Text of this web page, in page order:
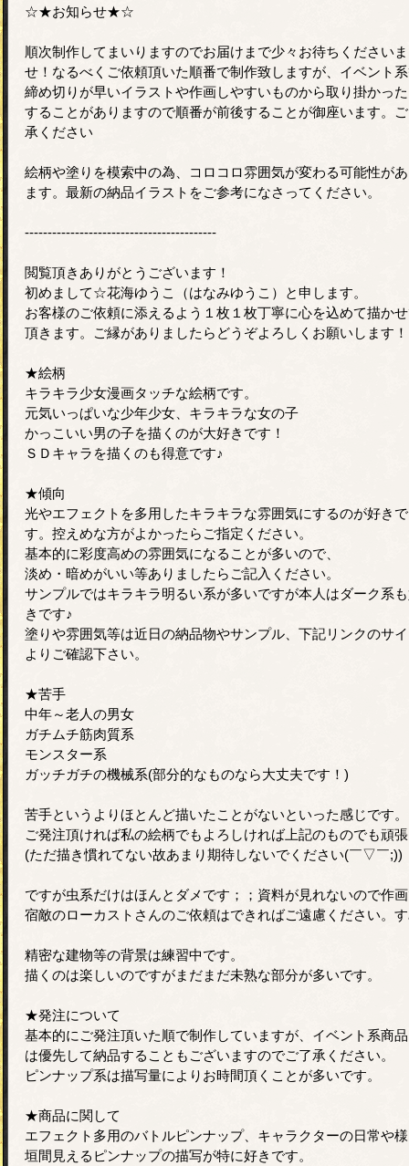
☆★お知らせ★☆
順次制作してまいりますのでお届けまで少々お待ちくださいま
せ！なるべくご依頼頂いた順番で制作致しますが、イベント
締め切りが早いイラストや作画しやすいものから取り掛かっ
することがありますので順番が前後することが御座います。
承ください
絵柄や塗りを模索中の為、コロコロ雰囲気が変わる可能性が
ます。最新の納品イラストをご参考になさってください。
------------------------------------------
閲覧頂きありがとうございます！
初めまして☆花海ゆうこ（はなみゆうこ）と申します。
お客様のご依頼に添えるよう１枚１枚丁寧に心を込めて描か
頂きます。ご縁がありましたらどうぞよろしくお願いします！
★絵柄
キラキラ少女漫画タッチな絵柄です。
元気いっぱいな少年少女、キラキラな女の子
かっこいい男の子を描くのが大好きです！
ＳＤキャラを描くのも得意です♪
★傾向
光やエフェクトを多用したキラキラな雰囲気にするのが好きで
す。控えめな方がよかったらご指定ください。
基本的に彩度高めの雰囲気になることが多いので、
淡め・暗めがいい等ありましたらご記入ください。
サンプルではキラキラ明るい系が多いですが本人はダーク系
きです♪
塗りや雰囲気等は近日の納品物やサンプル、下記リンクのサ
よりご確認下さい。
★苦手
中年～老人の男女
ガチムチ筋肉質系
モンスター系
ガッチガチの機械系(部分的なものなら大丈夫です！)
苦手というよりほとんど描いたことがないといった感じです。
ご発注頂ければ私の絵柄でもよろしければ上記のものでも頑
(ただ描き慣れてない故あまり期待しないでください(￣▽￣;))
ですが虫系だけはほんとダメです；；資料が見れないので作
宿敵のローカストさんのご依頼はできればご遠慮ください。
精密な建物等の背景は練習中です。
描くのは楽しいのですがまだまだ未熟な部分が多いです。
★発注について
基本的にご発注頂いた順で制作していますが、イベント系商
は優先して納品することもございますのでご了承ください。
ピンナップ系は描写量によりお時間頂くことが多いです。
★商品に関して
エフェクト多用のバトルピンナップ、キャラクターの日常や
垣間見えるピンナップの描写が特に好きです。